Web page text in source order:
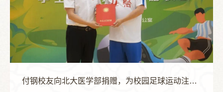
言为了支持学院发展建设，此前2005级校友共筹款约60万元。
返校活动中，陈继涛和李子龙校友共同为本次捐赠命名的实验
室揭牌，“分子翩跹，簇聚领舞”的寄语将陪伴化院学子学习科
研，探索化学之美。实验室揭牌为了更好服务学院人才培养，
化学学院从2025年起将聘任毕业校友作为学生职业生涯导师，
期待其为学生的生涯规划提供更多指导和帮助。在本次大会
上，共有8名2005级校友得到聘任，分别为丁蓓（上海交通大学
（蔚来汽车供应链战略可持续负责人）、谢星（深圳市速腾聚
和挑战生命的超凡精神”，形成了“王选精神”的丰富内涵，也是
新时代科学家精神的生动诠释。北京大学王选计算机研究所作
为王选精神的传承和发扬者，长期致力于计算机科学技术的前
沿研究和高水平人才培养，在中文信息处理、人工智能、大数
据等多个领域取得重要成果，持续推动我国信息技术产业创新
发展。此次设立的“王选精神弘扬计划”，将重点用于保障王选纪
念陈列室的长期运行与升级改造，更好打造弘扬科学家精神的
升科研创新能力；加强王选精神的宣传弘扬工作，激励更多青
付钢校友向北大医学部捐赠，为校园足球运动注入新动力